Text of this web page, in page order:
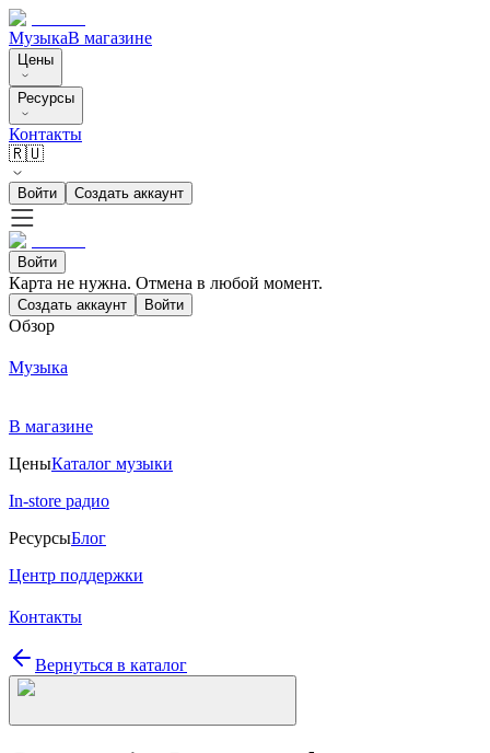
МузыкаВ магазине
Цены
Ресурсы
Контакты
🇷🇺
Войти Создать аккаунт
Войти
Карта не нужна. Отмена в любой момент.
Создать аккаунт Войти
Обзор
Музыка
В магазине
ЦеныКаталог музыки
In-store радио
РесурсыБлог
Центр поддержки
Контакты
Вернуться в каталог